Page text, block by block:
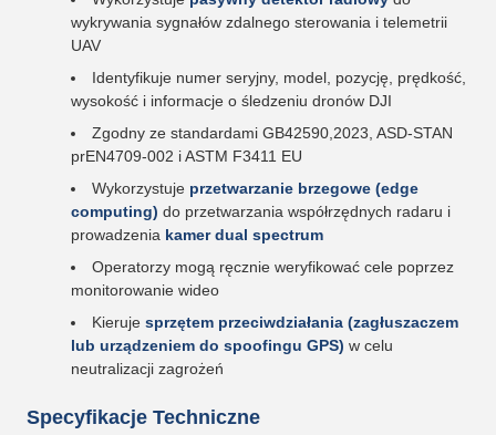
wykrywania sygnałów zdalnego sterowania i telemetrii
UAV
Identyfikuje numer seryjny, model, pozycję, prędkość,
wysokość i informacje o śledzeniu dronów DJI
Zgodny ze standardami GB42590,2023, ASD-STAN
prEN4709-002 i ASTM F3411 EU
Wykorzystuje przetwarzanie brzegowe (edge
computing) do przetwarzania współrzędnych radaru i
prowadzenia kamer dual spectrum
Operatorzy mogą ręcznie weryfikować cele poprzez
monitorowanie wideo
Kieruje sprzętem przeciwdziałania (zagłuszaczem
lub urządzeniem do spoofingu GPS) w celu
neutralizacji zagrożeń
Specyfikacje Techniczne